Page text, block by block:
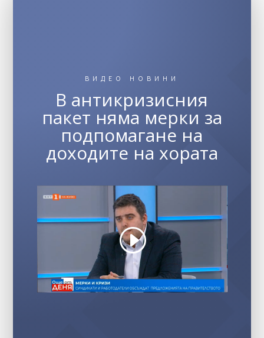
ВИДЕО НОВИНИ
В антикризисния
пакет няма мерки за
подпомагане на
доходите на хората